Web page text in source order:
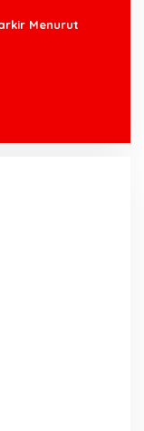
Menurut